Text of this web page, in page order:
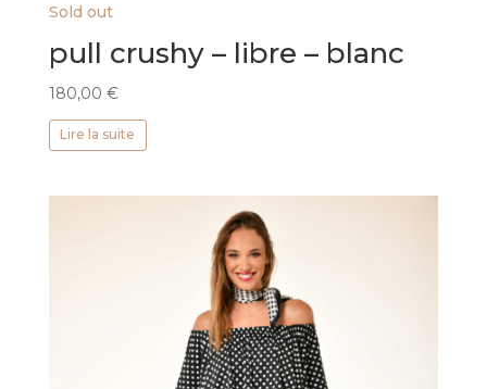
Sold out
pull crushy – libre – blanc
180,00 €
Lire la suite